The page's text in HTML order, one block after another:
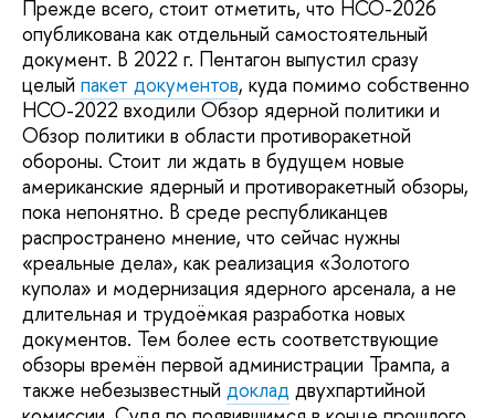
Прежде всего, стоит отметить, что НСО-2026
опубликована как отдельный самостоятельный
документ. В 2022 г. Пентагон выпустил сразу
целый пакет документов, куда помимо собственно
НСО-2022 входили Обзор ядерной политики и
Обзор политики в области противоракетной
обороны. Стоит ли ждать в будущем новые
американские ядерный и противоракетный обзоры,
пока непонятно. В среде республиканцев
распространено мнение, что сейчас нужны
«реальные дела», как реализация «Золотого
купола» и модернизация ядерного арсенала, а не
длительная и трудоёмкая разработка новых
документов. Тем более есть соответствующие
обзоры времён первой администрации Трампа, а
также небезызвестный доклад двухпартийной